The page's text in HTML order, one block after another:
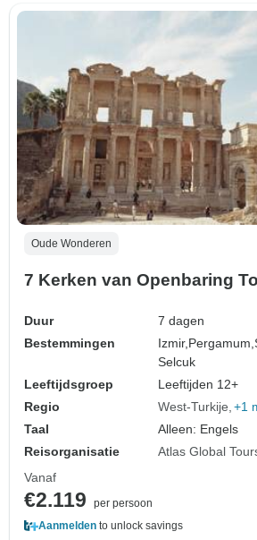
Oude Wonderen
7 Kerken van Openbaring
Duur
7 dagen
Bestemmingen
Izmir,Pergamum,
Selcuk
Leeftijdsgroep
Leeftijden 12+
Regio
West-Turkije +1
Taal
Alleen: Engels
Reisorganisatie
Atlas Global
Vanaf
€2.119
per persoon
Aanmelden to unlock savings